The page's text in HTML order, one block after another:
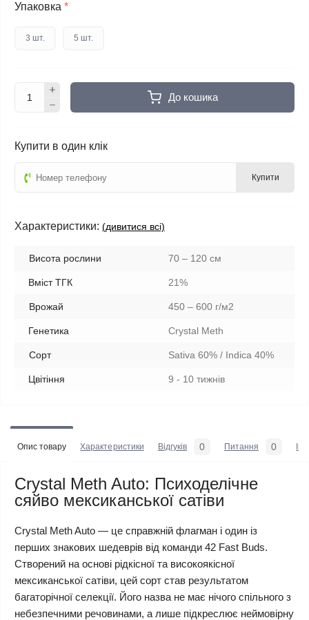
Упаковка *
3 шт. 5 шт.
До кошика
Купити в один клік
Купити
Характеристики: (дивитися всі)
Висота рослини 70 – 120 см
Вміст ТГК 21%
Врожай 450 – 600 г/м2
Генетика Crystal Meth
Сорт Sativa 60% / Indica 40%
Цвітіння 9 - 10 тижнів
Опис товару Характеристики Відгуків 0 Питання 0
Crystal Meth Auto: Психоделічне
сяйво мексиканської сатіви
Crystal Meth Auto — це справжній флагман і один із
перших знакових шедеврів від команди 42 Fast Buds.
Створений на основі рідкісної та високоякісної
мексиканської сатіви, цей сорт став результатом
багаторічної селекції. Його назва не має нічого спільного з
небезпечними речовинами, а лише підкреслює неймовірну